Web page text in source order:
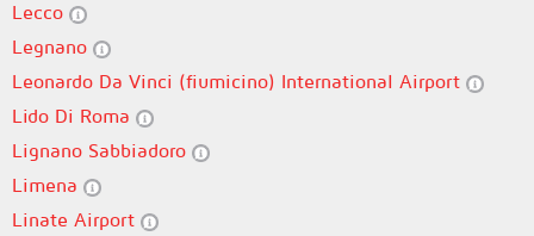
Lecco
Legnano
Leonardo Da Vinci (fiumicino) International Airport
Lido Di Roma
Lignano Sabbiadoro
Limena
Linate Airport